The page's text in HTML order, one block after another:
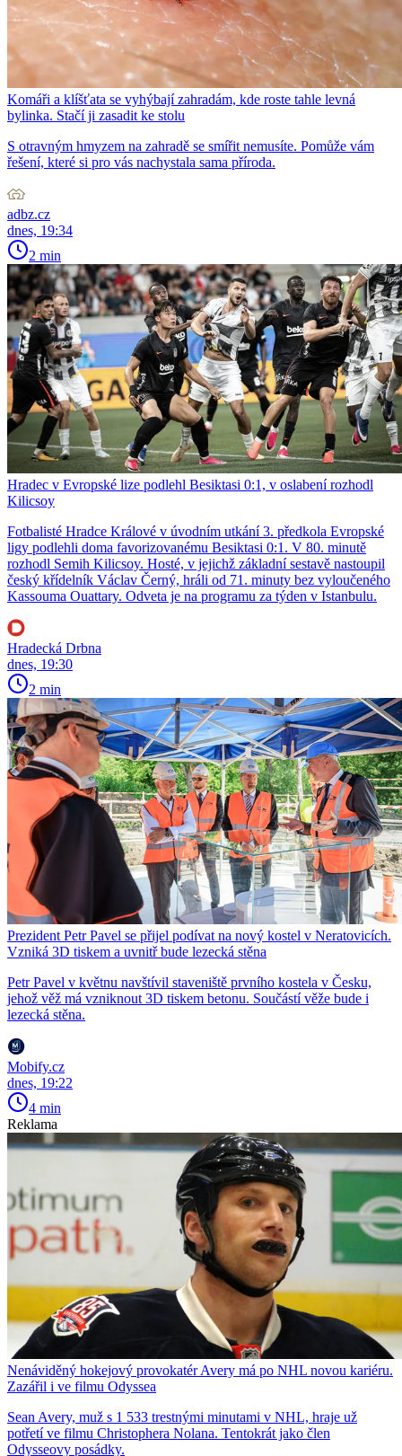
Komáři a klíšťata se vyhýbají zahradám, kde roste tahle levná
bylinka. Stačí ji zasadit ke stolu
S otravným hmyzem na zahradě se smířit nemusíte. Pomůže vám
řešení, které si pro vás nachystala sama příroda.
adbz.cz
dnes, 19:34
2 min
Hradec v Evropské lize podlehl Besiktasi 0:1, v oslabení rozhodl
Kilicsoy
Fotbalisté Hradce Králové v úvodním utkání 3. předkola Evropské
ligy podlehli doma favorizovanému Besiktasi 0:1. V 80. minutě
rozhodl Semih Kilicsoy. Hosté, v jejichž základní sestavě nastoupil
český křídelník Václav Černý, hráli od 71. minuty bez vyloučeného
Kassouma Ouattary. Odveta je na programu za týden v Istanbulu.
Hradecká Drbna
dnes, 19:30
2 min
Prezident Petr Pavel se přijel podívat na nový kostel v Neratovicích.
Vzniká 3D tiskem a uvnitř bude lezecká stěna
Petr Pavel v květnu navštívil staveniště prvního kostela v Česku,
jehož věž má vzniknout 3D tiskem betonu. Součástí věže bude i
lezecká stěna.
Mobify.cz
dnes, 19:22
4 min
Reklama
Nenáviděný hokejový provokatér Avery má po NHL novou kariéru.
Zazářil i ve filmu Odyssea
Sean Avery, muž s 1 533 trestnými minutami v NHL, hraje už
potřetí ve filmu Christophera Nolana. Tentokrát jako člen
Odysseovy posádky.